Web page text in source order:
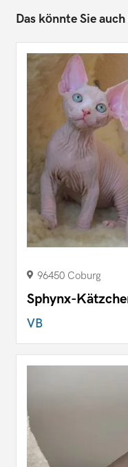
Das könnte Sie
96450 Coburg
Sphynx-
VB